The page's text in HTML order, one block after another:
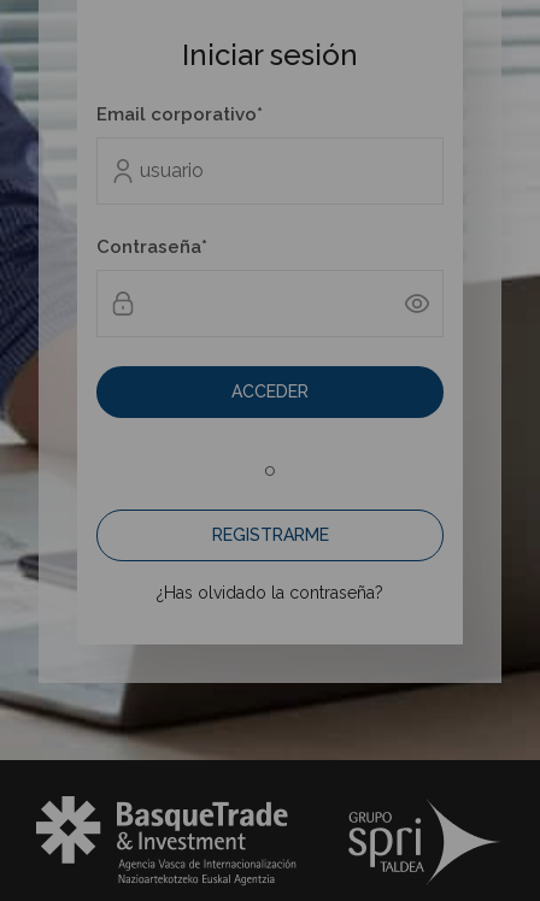
Iniciar sesión
Email corporativo*
Contraseña*
ACCEDER
o
REGISTRARME
¿Has olvidado la contraseña?